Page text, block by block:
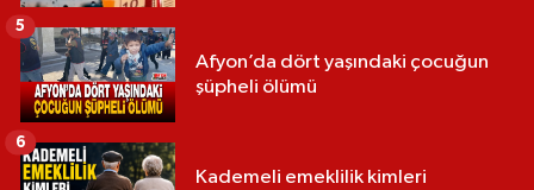
Afyon’da dört yaşındaki çocuğun
şüpheli ölümü
5
Kademeli emeklilik kimleri
6